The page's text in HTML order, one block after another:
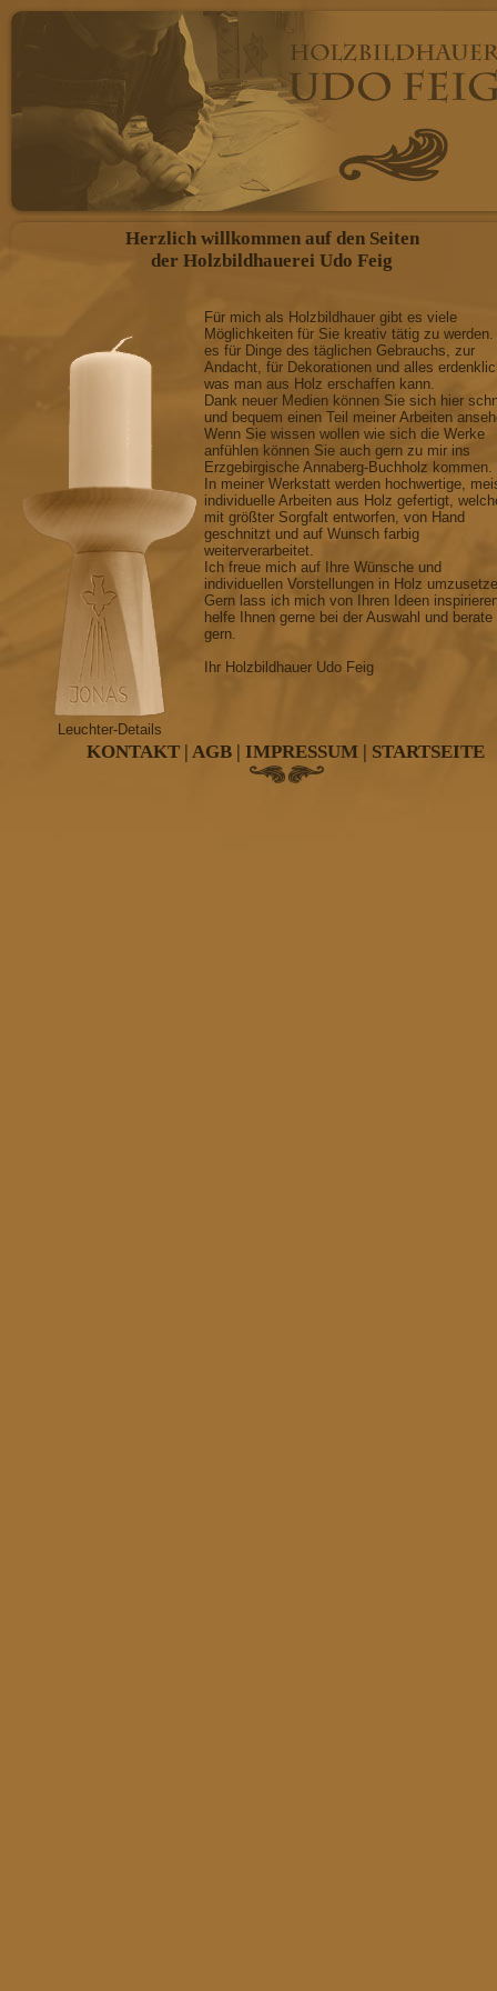
Herzlich willkommen auf den Seiten
der Holzbildhauerei Udo Feig
Leuchter-Details
Für mich als Holzbildhauer gibt es viele
Möglichkeiten für Sie kreativ tätig zu
es für Dinge des täglichen Gebrauchs, zur
Andacht, für Dekorationen und alles
was man aus Holz erschaffen kann.
Dank neuer Medien können Sie sich hier
und bequem einen Teil meiner Arbeiten
Wenn Sie wissen wollen wie sich die Werke
anfühlen können Sie auch gern zu mir ins
Erzgebirgische Annaberg-Buchholz kommen.
In meiner Werkstatt werden hochwertige,
individuelle Arbeiten aus Holz gefertigt,
mit größter Sorgfalt entworfen, von Hand
geschnitzt und auf Wunsch farbig
weiterverarbeitet.
Ich freue mich auf Ihre Wünsche und
individuellen Vorstellungen in Holz
Gern lass ich mich von Ihren Ideen
helfe Ihnen gerne bei der Auswahl und berate
gern.
Ihr Holzbildhauer Udo Feig
KONTAKT | AGB | IMPRESSUM | STARTSEITE